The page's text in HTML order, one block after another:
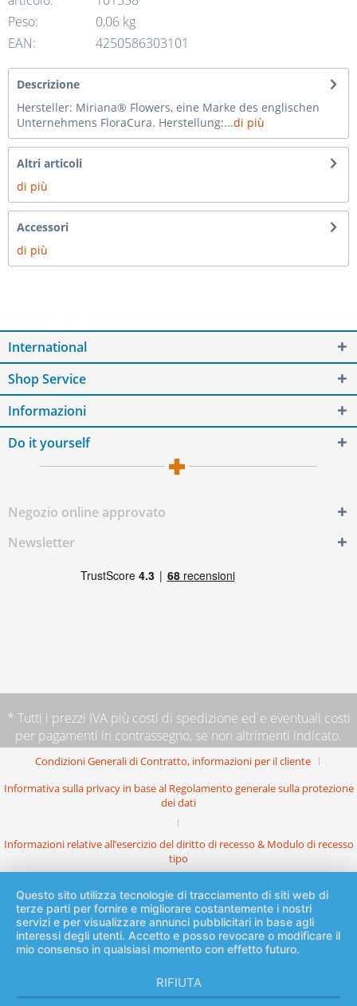
Peso:
0,06 kg
EAN:
4250586303101
Descrizione
Hersteller: Miriana® Flowers, eine Marke des englischen
Unternehmens FloraCura. Herstellung:...di più
Altri articoli
di più
Accessori
di più
International
Shop Service
Informazioni
Do it yourself
Negozio online approvato
Newsletter
* Tutti i prezzi IVA più costi di spedizione ed e eventuali costi
per pagamenti in contrassegno, se non altrimenti indicato.
Condizioni Generali di Contratto, informazioni per il cliente
Informativa sulla privacy in base al Regolamento generale sulla protezione
dei dati
Informazioni relative all’esercizio del diritto di recesso & Modulo di recesso
tipo
Questo sito utilizza tecnologie di tracciamento di siti web di
terze parti per fornire e migliorare costantemente i nostri
servizi e per visualizzare annunci pubblicitari in base agli
interessi degli utenti. Accetto e posso revocare o modificare il
mio consenso in qualsiasi momento con effetto futuro.
RIFIUTA